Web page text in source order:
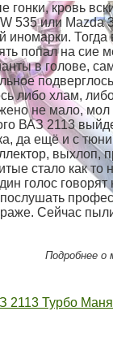
кровь
535 или Mazda
иномарки.
попал на
в голове,
либо хлам,
не мало,
ВАЗ 2113
ка, да ещё и с
выхлоп,
стало как то
голос
Сейчас
Подробнее о
2113 Турбо